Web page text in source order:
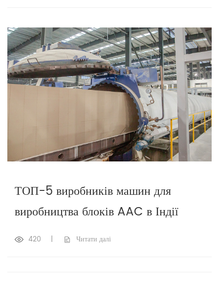
ТОП-5 виробників машин для
виробництва блоків AAC в Індії
420 | Читати далі